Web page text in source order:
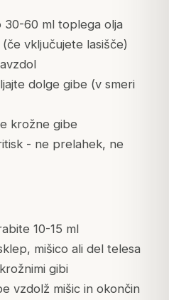
30-60 ml toplega olja
vključujete lasišče)
dolge gibe (v smeri
krožne gibe
- ne prelahek, ne
10-15 ml
mišico ali del telesa
gibi
vzdolž mišic in okončin